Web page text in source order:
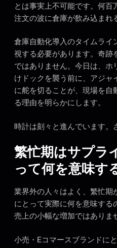
とは事実上不可能です。何
注文の波に倉庫が飲み込まれ
倉庫自動化導入のタイムライ
視する必要があります。奇跡
ではありません。今日は、ホ
けドックを襲う前に、アジャ
に舵を切ることが、現場を自
る理由を明らかにします。
時計は刻々と進んでいます。
繁忙期はサプラ
って何を意味す
業界外の人々はよく、繁忙期
にとって実際に何を意味する
売上の小幅な増加ではありま
小売・Eコマースブランドに